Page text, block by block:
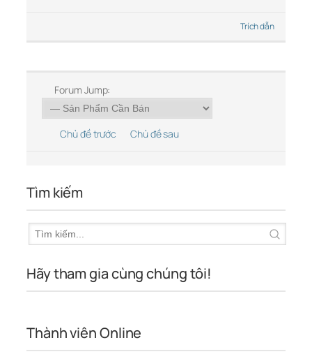
Trích dẫn
Forum Jump:
Chủ đề trước Chủ đề sau
Tìm kiếm
Hãy tham gia cùng chúng tôi!
Thành viên Online